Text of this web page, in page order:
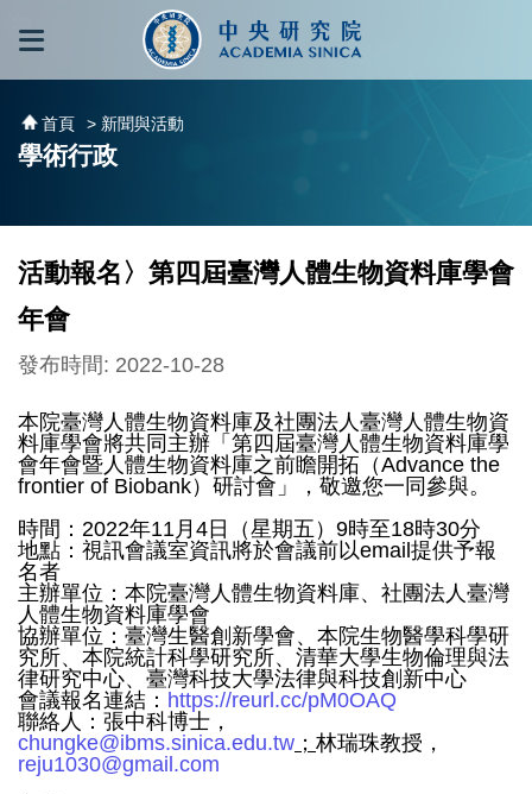
跳到主要內容區塊
首頁 > 新聞與活動
學術行政
活動報名〉第四屆臺灣人體生物資料庫學會
年會
發布時間: 2022-10-28
本院臺灣人體生物資料庫及社團法人臺灣人體生物資
料庫學會將共同主辦「第四屆臺灣人體生物資料庫學
會年會暨人體生物資料庫之前瞻開拓（Advance the
frontier of Biobank）研討會」，敬邀您一同參與。
時間：2022年11月4日（星期五）9時至18時30分
地點：視訊會議室資訊將於會議前以email提供予報
名者
主辦單位：本院臺灣人體生物資料庫、社團法人臺灣
人體生物資料庫學會
協辦單位：臺灣生醫創新學會、本院生物醫學科學研
究所、本院統計科學研究所、清華大學生物倫理與法
律研究中心、臺灣科技大學法律與科技創新中心
會議報名連結： https://reurl.cc/pM0OAQ
聯絡人：張中科博士，
chungke@ibms.sinica.edu.tw ； 林瑞珠教授，
reju1030@gmail.com